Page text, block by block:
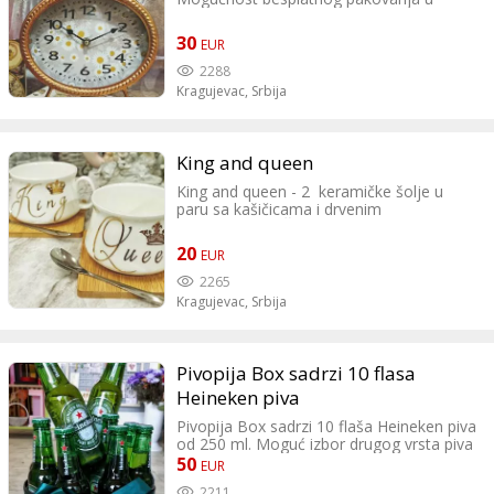
cveće, čokoladice, vino, plišanu igračku ili
nakit. Ukoliko zelite da dodate nesto to
možete upisati u delu "napomene."
30 EUR
2288
Kragujevac, Srbija
King and queen
King and queen - 2 keramičke šolje u
paru sa kašičicama i drvenim
zaštitnoj kutiji. Mogućnost besplatnog
pakovanja u ukrasni papir. Uz šolje je
moguće dodati cveće, čokoladice, vino,
plišanu igračku ili nakit. Ukoliko zelite da
dodate nesto to možete upisati u delu
20 EUR
2265
Kragujevac, Srbija
Pivopija Box sadrzi 10 flasa
Heineken piva
Pivopija Box sadrzi 10 flaša Heineken piva
od 250 ml. Moguć izbor drugog vrsta piva
kao i broj flaša.
50 EUR